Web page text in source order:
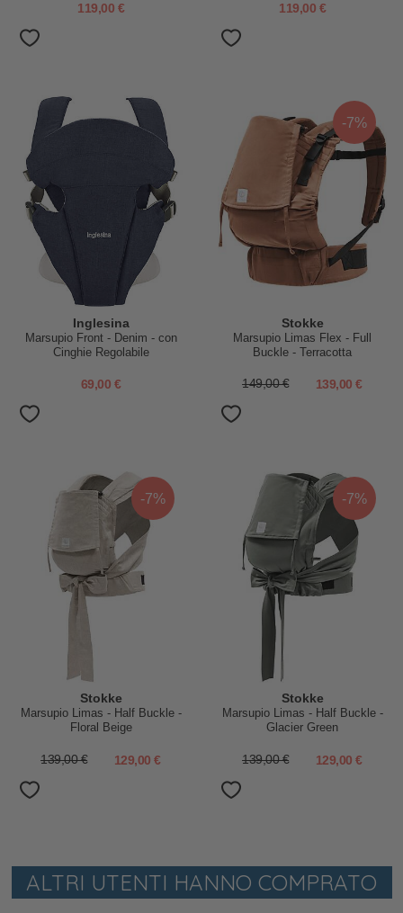
119,00 € 119,00 €
Inglesina
Marsupio Front - Denim - con
Cinghie Regolabile
69,00 €
-7%
Stokke
Marsupio Limas Flex - Full
Buckle - Terracotta
149,00 € 139,00 €
-7%
Stokke
Marsupio Limas - Half Buckle -
Floral Beige
139,00 € 129,00 €
-7%
Stokke
Marsupio Limas - Half Buckle -
Glacier Green
139,00 € 129,00 €
ALTRI UTENTI HANNO COMPRATO